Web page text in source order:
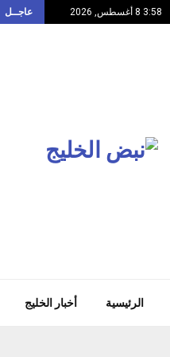
3:58 8 أغسطس, 2026 عاجــل
الرئيسية أخبار الخليج